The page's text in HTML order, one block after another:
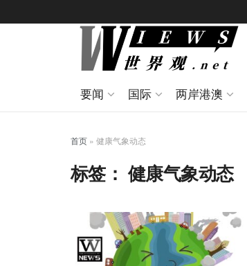
要闻 国际 两岸港澳
首页 » 健康气象动态
标签：健康气象动态